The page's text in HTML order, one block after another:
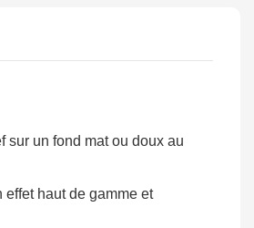
sur un fond mat ou doux au
haut de gamme et